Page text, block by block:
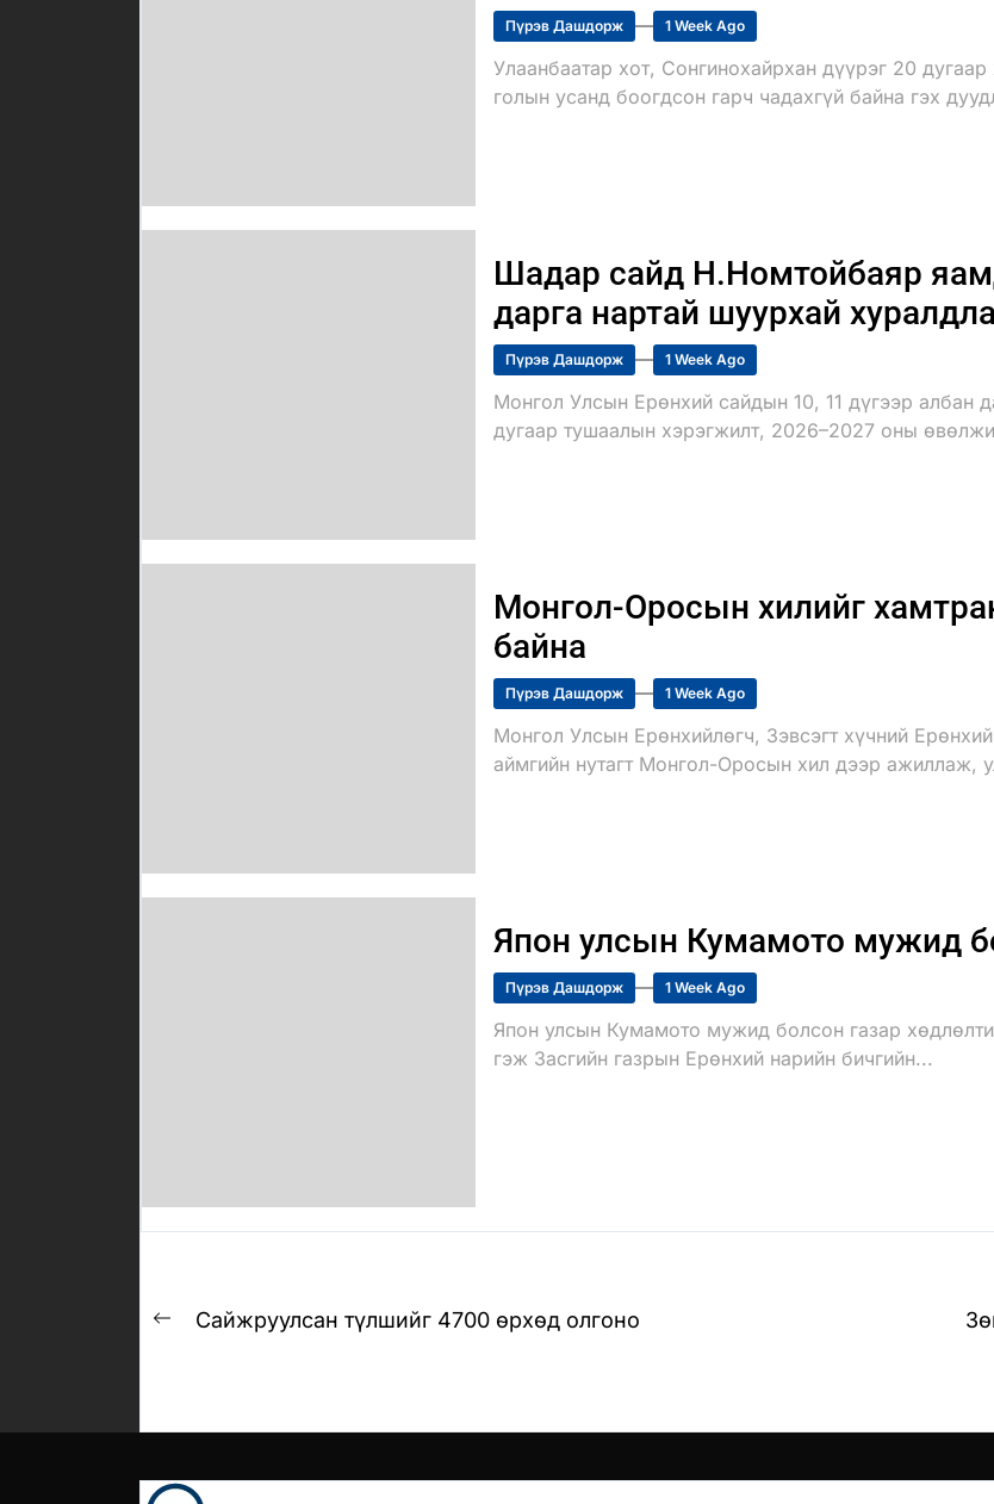
Пүрэв Дашдорж 1 Week Ago
Улаанбаатар хот, Сонгинохайрхан дүүрэг 20
голын усанд боогдсон гарч чадахгүй байна гэх
Шадар сайд Н.Номтойбаяр
дарга нартай шуурхай
Пүрэв Дашдорж 1 Week Ago
Монгол Улсын Ерөнхий сайдын 10, 11 дүгээр албан
дугаар тушаалын хэрэгжилт, 2026–2027 оны
Монгол-Оросын хилийг
байна
Пүрэв Дашдорж 1 Week Ago
Монгол Улсын Ерөнхийлөгч, Зэвсэгт хүчний
аймгийн нутагт Монгол-Оросын хил дээр ажиллаж,
Япон улсын Кумамото мужид
Пүрэв Дашдорж 1 Week Ago
Япон улсын Кумамото мужид болсон газар
гэж Засгийн газрын Ерөнхий нарийн бичгийн...
Post
Previous
Сайжруулсан түлшийг 4700 өрхөд олгоно